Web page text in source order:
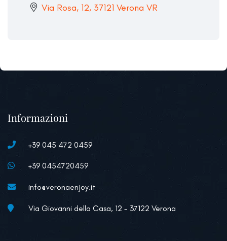
Via Rosa, 12, 37121 Verona VR
Informazioni
+39 045 472 0459
+39 0454720459
info@veronaenjoy.it
Via Giovanni della Casa, 12 - 37122 Verona